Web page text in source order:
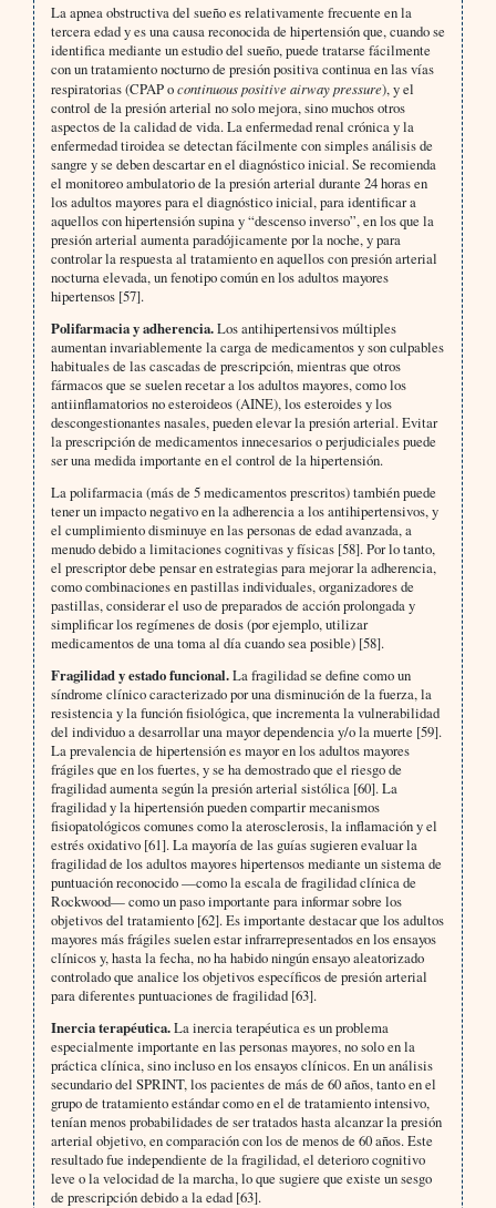
La apnea obstructiva del sueño es relativamente frecuente en la
tercera edad y es una causa reconocida de hipertensión que, cuando se
identifica mediante un estudio del sueño, puede tratarse fácilmente
con un tratamiento nocturno de presión positiva continua en las vías
respiratorias (CPAP ocontinuous positive airway pressure), y el
control de la presión arterial no solo mejora, sino muchos otros
aspectos de la calidad de vida. La enfermedad renal crónica y la
enfermedad tiroidea se detectan fácilmente con simples análisis de
sangre y se deben descartar en el diagnóstico inicial. Se recomienda
el monitoreo ambulatorio de la presión arterial durante 24 horas en
los adultos mayores para el diagnóstico inicial, para identificar a
aquellos con hipertensión supina y “descenso inverso”, en los que la
presión arterial aumenta paradójicamente por la noche, y para
controlar la respuesta al tratamiento en aquellos con presión arterial
nocturna elevada, un fenotipo común en los adultos mayores
hipertensos [57].
Polifarmacia y adherencia.Los antihipertensivos múltiples
aumentan invariablemente la carga de medicamentos y son culpables
habituales de las cascadas de prescripción, mientras que otros
fármacos que se suelen recetar a los adultos mayores, como los
antiinflamatorios no esteroideos (AINE), los esteroides y los
descongestionantes nasales, pueden elevar la presión arterial. Evitar
la prescripción de medicamentos innecesarios o perjudiciales puede
ser una medida importante en el control de la hipertensión.
La polifarmacia (más de 5 medicamentos prescritos) también puede
tener un impacto negativo en la adherencia a los antihipertensivos, y
el cumplimiento disminuye en las personas de edad avanzada, a
menudo debido a limitaciones cognitivas y físicas [58]. Por lo tanto,
el prescriptor debe pensar en estrategias para mejorar la adherencia,
como combinaciones en pastillas individuales, organizadores de
pastillas, considerar el uso de preparados de acción prolongada y
simplificar los regímenes de dosis (por ejemplo, utilizar
medicamentos de una toma al día cuando sea posible) [58].
Fragilidad y estado funcional.La fragilidad se define como un
síndrome clínico caracterizado por una disminución de la fuerza, la
resistencia y la función fisiológica, que incrementa la vulnerabilidad
del individuo a desarrollar una mayor dependencia y/o la muerte [59].
La prevalencia de hipertensión es mayor en los adultos mayores
frágiles que en los fuertes, y se ha demostrado que el riesgo de
fragilidad aumenta según la presión arterial sistólica [60]. La
fragilidad y la hipertensión pueden compartir mecanismos
fisiopatológicos comunes como la aterosclerosis, la inflamación y el
estrés oxidativo [61]. La mayoría de las guías sugieren evaluar la
fragilidad de los adultos mayores hipertensos mediante un sistema de
puntuación reconocido —como la escala de fragilidad clínica de
Rockwood— como un paso importante para informar sobre los
objetivos del tratamiento [62]. Es importante destacar que los adultos
mayores más frágiles suelen estar infrarrepresentados en los ensayos
clínicos y, hasta la fecha, no ha habido ningún ensayo aleatorizado
controlado que analice los objetivos específicos de presión arterial
para diferentes puntuaciones de fragilidad [63].
Inercia terapéutica.La inercia terapéutica es un problema
especialmente importante en las personas mayores, no solo en la
práctica clínica, sino incluso en los ensayos clínicos. En un análisis
secundario del SPRINT, los pacientes de más de 60 años, tanto en el
grupo de tratamiento estándar como en el de tratamiento intensivo,
tenían menos probabilidades de ser tratados hasta alcanzar la presión
arterial objetivo, en comparación con los de menos de 60 años. Este
resultado fue independiente de la fragilidad, el deterioro cognitivo
leve o la velocidad de la marcha, lo que sugiere que existe un sesgo
de prescripción debido a la edad [63].